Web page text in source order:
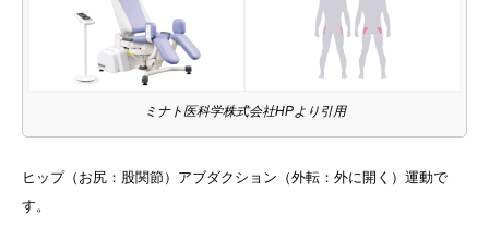
ミナト医科学株式会社HPより引用
ヒップ（お尻：股関節）アブダクション（外転：外に開く）運動で
す。